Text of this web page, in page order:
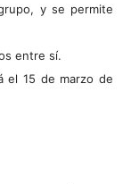
y se permite
entre sí.
el 15 de marzo de